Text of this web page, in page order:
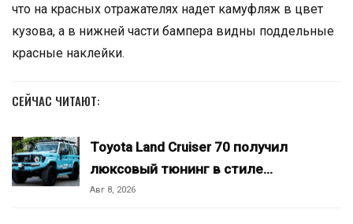
что на красных отражателях надет камуфляж в цвет
кузова, а в нижней части бампера видны поддельные
красные наклейки.
СЕЙЧАС ЧИТАЮТ:
Toyota Land Cruiser 70 получил
люксовый тюнинг в стиле…
Авг 8, 2026